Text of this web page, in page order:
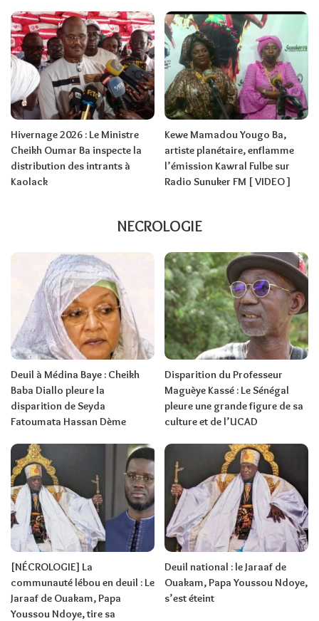
Hivernage 2026 : Le Ministre
Cheikh Oumar Ba inspecte la
distribution des intrants à
Kaolack
Kewe Mamadou Yougo Ba,
artiste planétaire, enflamme
l’émission Kawral Fulbe sur
Radio Sunuker FM [ VIDEO ]
NECROLOGIE
Deuil à Médina Baye : Cheikh
Baba Diallo pleure la
disparition de Seyda
Fatoumata Hassan Dème
Disparition du Professeur
Maguèye Kassé : Le Sénégal
pleure une grande figure de sa
culture et de l’UCAD
[NÉCROLOGIE] La
communauté lébou en deuil : Le
Jaraaf de Ouakam, Papa
Youssou Ndoye, tire sa
Deuil national : le Jaraaf de
Ouakam, Papa Youssou Ndoye,
s’est éteint